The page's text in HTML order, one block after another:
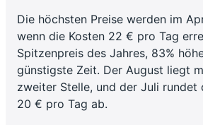
Die höchsten Preise werden im
wenn die Kosten 22 € pro Tag
Spitzenpreis des Jahres, 83%
günstigste Zeit. Der August liegt
zweiter Stelle, und der Juli rundet
20 € pro Tag ab.